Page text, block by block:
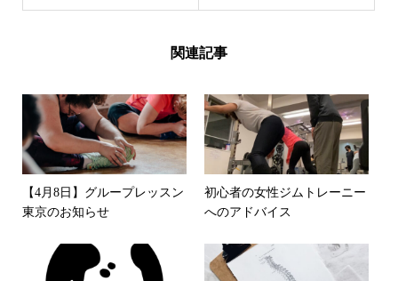
関連記事
【4月8日】グループレッスン
東京のお知らせ
初心者の女性ジムトレーニー
へのアドバイス